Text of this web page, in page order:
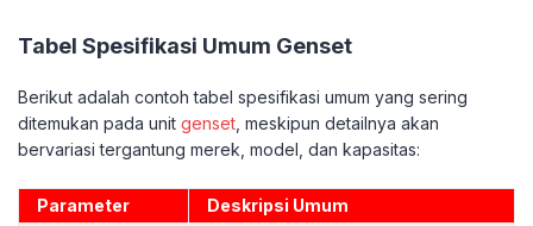
Tabel Spesifikasi Umum Genset
Berikut adalah contoh tabel spesifikasi umum yang sering
ditemukan pada unit genset , meskipun detailnya akan
bervariasi tergantung merek, model, dan kapasitas:
Parameter
Deskripsi Umum